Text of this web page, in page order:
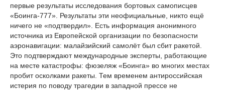
первые результаты исследования бортовых самописцев
«Боинга-777». Результаты эти неофициальные, никто ещё
ничего не «подтвердил». Есть информация анонимного
источника из Европейской организации по безопасности
аэронавигации: малайзийский самолёт был сбит ракетой.
Это подтверждают международные эксперты, работающие
на месте катастрофы: фюзеляж «Боинга» во многих местах
пробит осколками ракеты. Тем временем антироссийская
истерия по поводу трагедии в западной прессе не